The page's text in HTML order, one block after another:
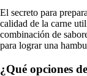
El secreto para
calidad de la carne
combinación de
para lograr una
¿Qué opciones